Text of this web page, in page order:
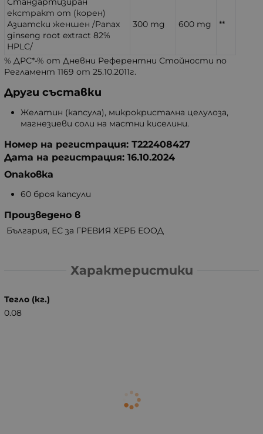
екстракт от (корен)
Азиатски женшен /Panax
ginseng root extract 82%
HPLC/
300 mg 600 mg **
% ДРС*-% от Дневни Референтни Стойности по
Регламент 1169 от 25.10.2011г.
Други съставки
Желатин (капсула), микрокристална целулоза,
магнезиеви соли на мастни киселини.
Номер на регистрация: Т222408427
Дата на регистрация: 16.10.2024
Опаковка
60 броя капсули
Произведено в
България, ЕС за ГРЕВИЯ ХЕРБ ЕООД
Характеристики
Тегло (кг.)
0.08